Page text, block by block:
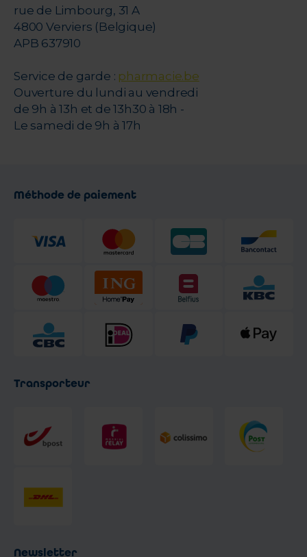
rue de Limbourg, 31 A
4800 Verviers (Belgique)
APB 637910
Service de garde : pharmacie.be
Ouverture du lundi au vendredi
de 9h à 13h et de 13h30 à 18h -
Le samedi de 9h à 17h
Méthode de paiement
Transporteur
Newsletter